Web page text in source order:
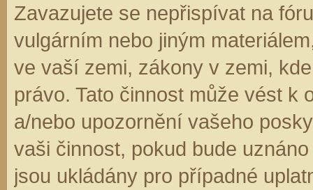
Zavazujete se nepřispívat na
vulgárním nebo jiným
ve vaší zemi, zákony v zemi,
právo. Tato činnost může vést k
a/nebo upozornění vašeho
vaši činnost, pokud bude
jsou ukládány pro případné